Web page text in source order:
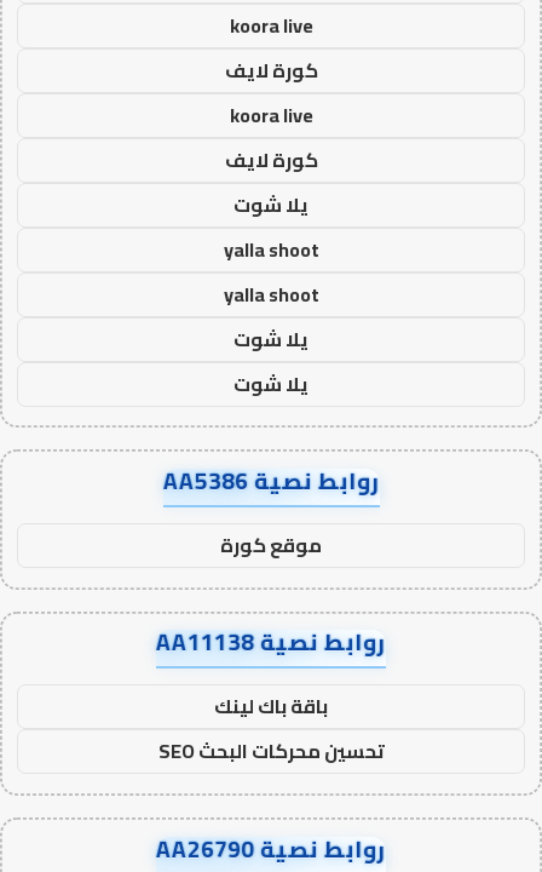
koora live
كورة لايف
koora live
كورة لايف
يلا شوت
yalla shoot
yalla shoot
يلا شوت
يلا شوت
روابط نصية AA5386
موقع كورة
روابط نصية AA11138
باقة باك لينك
تحسين محركات البحث SEO
روابط نصية AA26790